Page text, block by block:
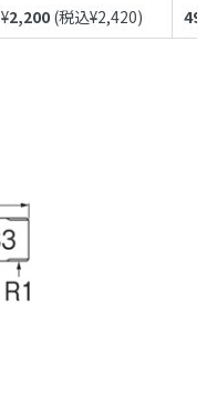
¥2,200 (税込¥2,420)